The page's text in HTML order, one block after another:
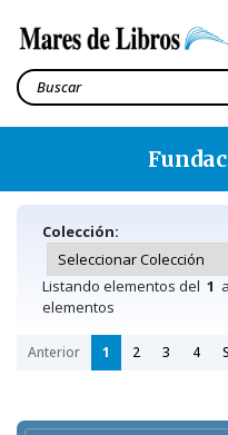
Colección:
Listando elementos del 1
elementos
Anterior 1 2 3 4